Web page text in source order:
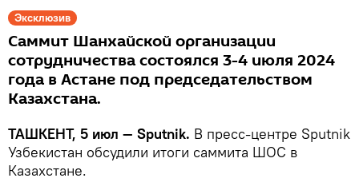
Эксклюзив
Саммит Шанхайской организации
сотрудничества состоялся 3-4 июля 2024
года в Астане под председательством
Казахстана.
ТАШКЕНТ, 5 июл — Sputnik. В пресс-центре Sputnik
Узбекистан обсудили итоги саммита ШОС в
Казахстане.